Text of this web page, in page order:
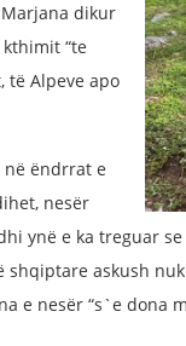
dikur
“te
të Alpeve apo
ëndrrat e
nesër
ynë e ka treguar
askush
e nesër “s`e dona